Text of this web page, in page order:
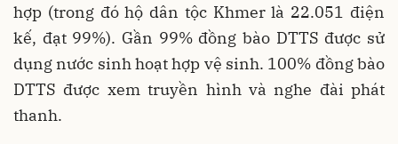
hợp (trong đó hộ dân tộc Khmer là 22.051 điện
kế, đạt 99%). Gần 99% đồng bào DTTS được sử
dụng nước sinh hoạt hợp vệ sinh. 100% đồng bào
DTTS được xem truyền hình và nghe đài phát
thanh.